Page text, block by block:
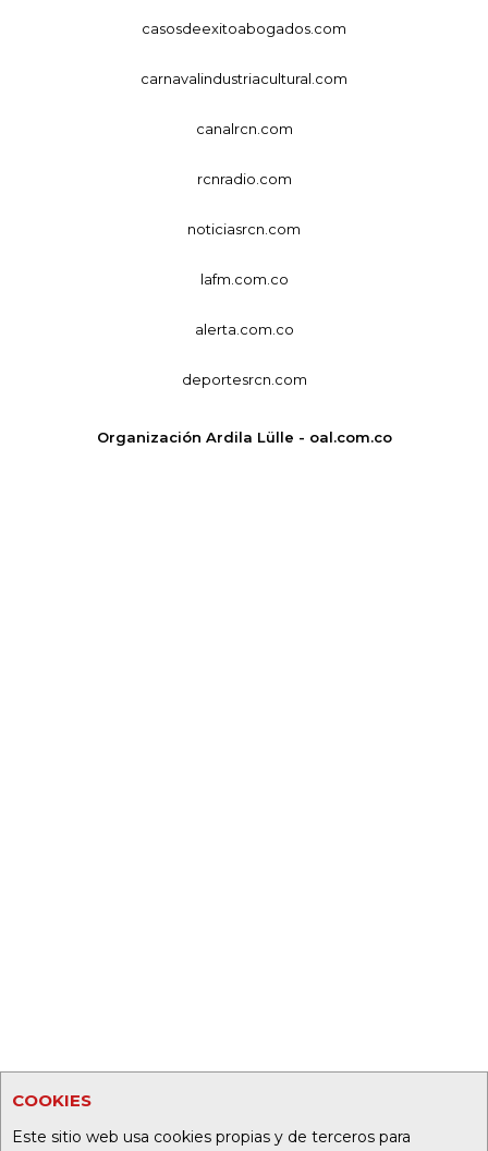
COOKIES
Este sitio web usa cookies propias y de terceros para
casosdeexitoabogados.com
carnavalindustriacultural.com
canalrcn.com
rcnradio.com
noticiasrcn.com
lafm.com.co
alerta.com.co
deportesrcn.com
Organización Ardila Lülle - oal.com.co